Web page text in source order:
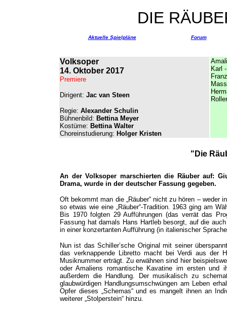
DIE
Aktuelle Spielpläne Forum
Volksoper
14. Oktober 2017
Premiere
Dirigent: Jac van Steen
Regie: Alexander Schulin
Bühnenbild: Bettina Meyer
Kostüme: Bettina Walter
Choreinstudierung: Holger Kristen
Karl
"Die
An der Volksoper marschierten die Räuber auf:
Drama, wurde in der deutscher Fassung gegeben.
Oft bekommt man die „Räuber“ nicht zu hören –
so etwas wie eine „Räuber“-Tradition. 1963 ging am
Bis 1970 folgten 29 Aufführungen (das verrät das
Fassung hat damals Hans Hartleb besorgt, auf die
in einer konzertanten Aufführung (in italienischer
Nun ist das Schiller’sche Original mit seiner
das verknappende Libretto macht bei Verdi aus der
Musiknummer erträgt. Zu erwähnen sind hier
oder Amaliens romantische Kavatine im ersten und
außerdem die Handlung. Der musikalisch zu
glaubwürdigen Handlungsumschwüngen am Leben
Opfer dieses „Schemas“ und es mangelt ihnen an
weiterer „Stolperstein“ hinzu.